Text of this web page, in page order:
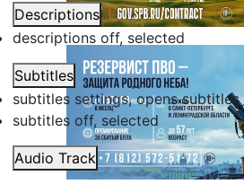
Descriptions
descriptions off, selected
Subtitles
subtitles settings, opens
subtitles off, selected
Audio Track